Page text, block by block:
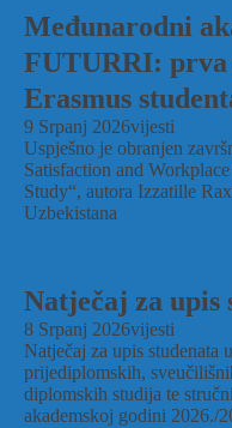
Međunarodni
FUTURRI: prva
Erasmus
9 Srpanj 2026vijesti
Uspješno je obranjen
Satisfaction and
Study“, autora Izzatille
Uzbekistana
Natječaj za upis
8 Srpanj 2026vijesti
Natječaj za upis studenata
prijediplomskih,
diplomskih studija te
akademskoj godini 2026./